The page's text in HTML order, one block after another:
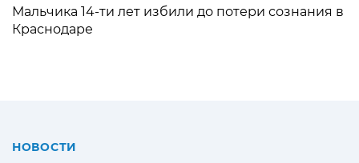
Мальчика 14-ти лет избили до потери сознания в
Краснодаре
НОВОСТИ